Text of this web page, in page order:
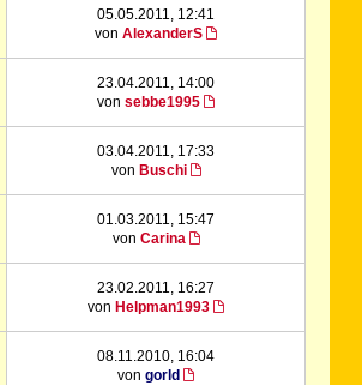
05.05.2011, 12:41
vonAlexanderS
23.04.2011, 14:00
vonsebbe1995
03.04.2011, 17:33
von Buschi
01.03.2011, 15:47
von Carina
23.02.2011, 16:27
von Helpman1993
08.11.2010, 16:04
vongorld